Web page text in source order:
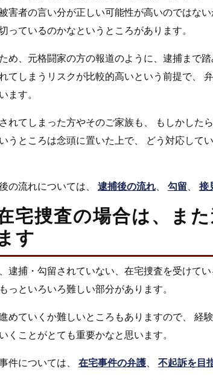
害者の言い分が正しい可能性が高いのではな
っているのかなというところがあります。
め、元格闘家の方の報道のように、逮捕まで
てしまうリスクが比較的高いという前提で、
ます。
れてしまった方やそのご家族も、 もしかした
うところは念頭に置いた上で、 どう対応して
の流れについては、 逮捕後の流れ 勾留 接
宅捜査の場合は、ま
す
逮捕・勾留されていない、在宅捜査を受けて
っといろいろ難しい部分があります。
めていくか難しいところもありますので、 経
くことがとても重要かなと思います。
件については、 在宅事件の弁護 不起訴を目